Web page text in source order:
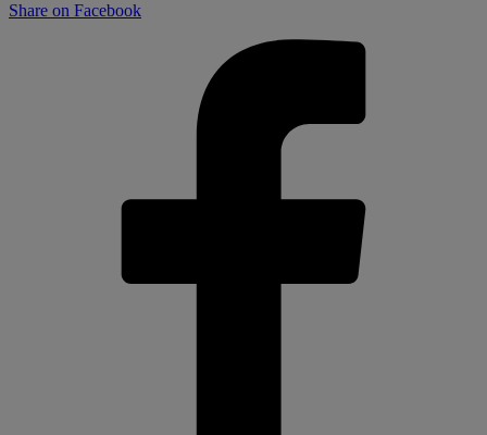
Share on Facebook